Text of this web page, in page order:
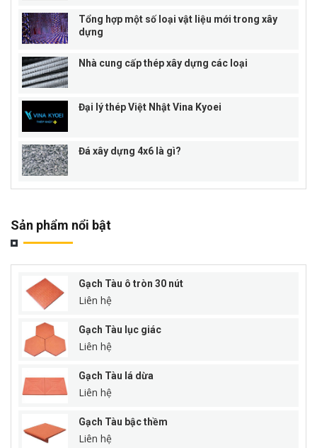
Tổng hợp một số loại vật liệu mới trong xây
dựng
Nhà cung cấp thép xây dựng các loại
Đại lý thép Việt Nhật Vina Kyoei
Đá xây dựng 4x6 là gì?
Sản phẩm nổi bật
Gạch Tàu ô tròn 30 nút
Liên hệ
Gạch Tàu lục giác
Liên hệ
Gạch Tàu lá dừa
Liên hệ
Gạch Tàu bậc thềm
Liên hệ